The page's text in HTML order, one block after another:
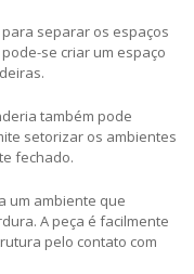
separar os espaços
se criar um espaço
também pode
setorizar os ambientes
fechado.
um ambiente que
A peça é facilmente
pelo contato com